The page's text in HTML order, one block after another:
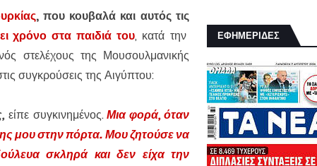
, που κουβαλά και αυτός τις
χρόνο στα παιδιά του, κατά την
στελέχους της Μουσουλμανικής
συγκρούσεις της Αιγύπτου:
είπε συγκινημένος.Μια φορά, όταν
μου στην πόρτα. Μου ζητούσε να
σκληρά και δεν είχα την
ΕΦΗΜΕΡΙΔΕΣ